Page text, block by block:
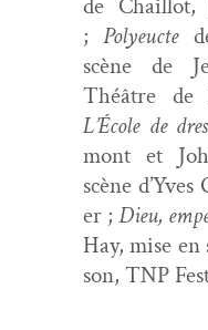
de
;Polyeucte
scène de
Théâtre de
L’École de
mont et
scène
er ;Dieu,
Hay, mise
son, TNP